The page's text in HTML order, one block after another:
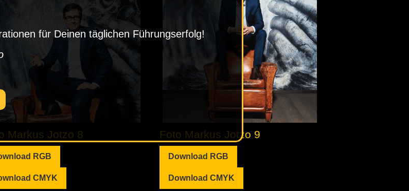
Markus Jotzo 8
RGB
CMYK
Foto Markus Jotzo 9
Download RGB
Download CMYK
für Deinen täglichen Führungserfolg!